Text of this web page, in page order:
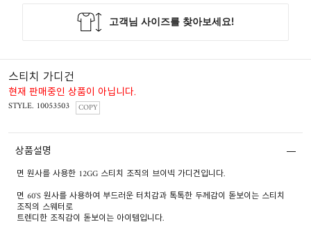
스티치 가디건
현재 판매중인 상품이 아닙니다.
STYLE. 10053503 COPY
상품설명
면 원사를 사용한 12GG 스티치 조직의 브이넥 가디건입니다.
면 60'S 원사를 사용하여 부드러운 터치감과 톡톡한 두께감이 돋보이는 스티치
조직의 스웨터로
트렌디한 조직감이 돋보이는 아이템입니다.